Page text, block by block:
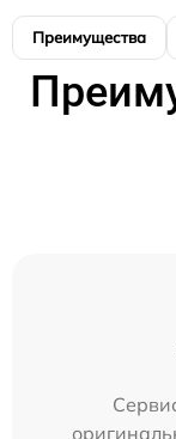
Преимущества